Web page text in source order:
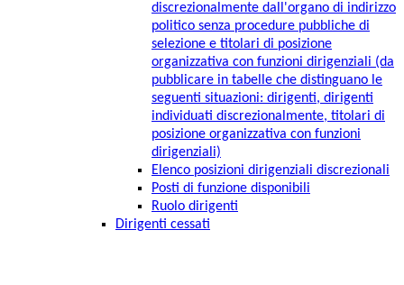
discrezionalmente dall'organo di indirizzo
politico senza procedure pubbliche di
selezione e titolari di posizione
organizzativa con funzioni dirigenziali (da
pubblicare in tabelle che distinguano le
seguenti situazioni: dirigenti, dirigenti
individuati discrezionalmente, titolari di
posizione organizzativa con funzioni
dirigenziali)
Elenco posizioni dirigenziali discrezionali
Posti di funzione disponibili
Ruolo dirigenti
Dirigenti cessati